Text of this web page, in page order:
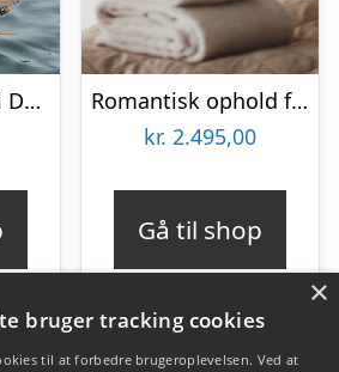
Guidet kajaktur i Det Sydfynske Øhav
Romantisk ophold for 2 på Kragerup Gods
kr. 2.495,00
Gå til shop
×
bruger tracking cookies
til at forbedre brugeroplevelsen. Ved at